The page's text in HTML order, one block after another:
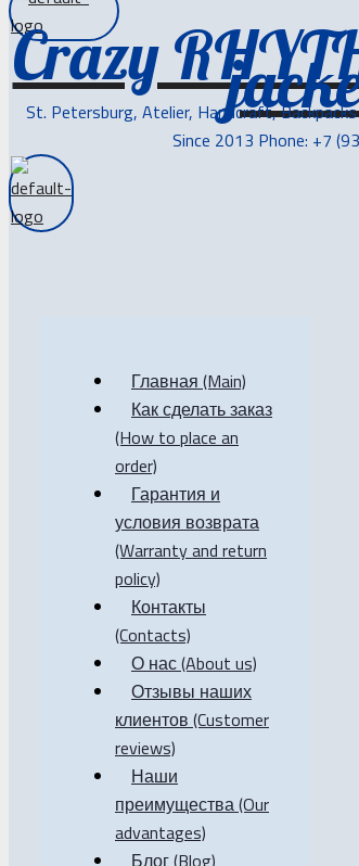
Crazy
St. Petersburg, Atelier, Handcraft,
Since 2013 Phone: +7
Главная (Main)
Как сделать заказ
(How to place an
order)
Гарантия и
условия возврата
(Warranty and return
policy)
Контакты
(Contacts)
О нас (About us)
Отзывы наших
клиентов (Customer
reviews)
Наши
преимущества (Our
advantages)
Блог (Blog)